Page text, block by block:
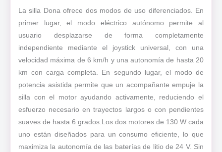
La silla Dona ofrece dos modos de uso diferenciados. En
primer lugar, el modo eléctrico autónomo permite al
usuario desplazarse de forma completamente
independiente mediante el joystick universal, con una
velocidad máxima de 6 km/h y una autonomía de hasta 20
km con carga completa. En segundo lugar, el modo de
potencia asistida permite que un acompañante empuje la
silla con el motor ayudando activamente, reduciendo el
esfuerzo necesario en trayectos largos o con pendientes
suaves de hasta 6 grados.Los dos motores de 130 W cada
uno están diseñados para un consumo eficiente, lo que
maximiza la autonomía de las baterías de litio de 24 V. Sin